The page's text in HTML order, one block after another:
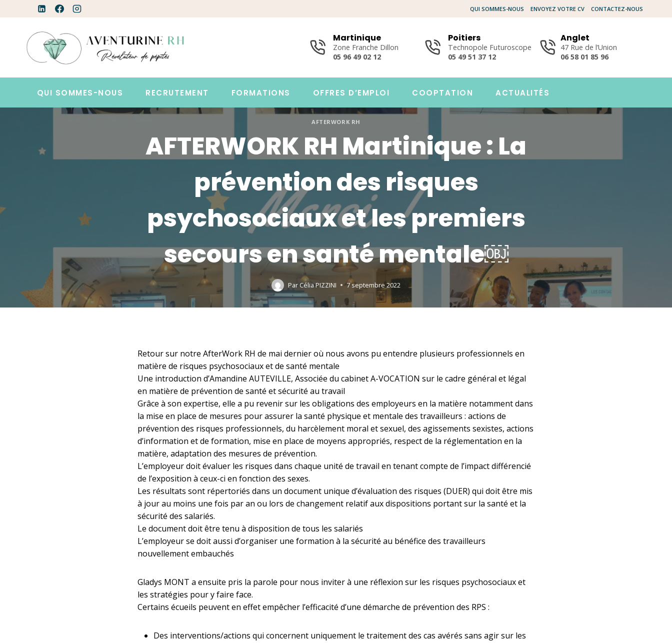
au
QUI SOMMES-NOUS ENVOYEZ VOTRE CV CONTACTEZ-NOUS
Martinique
Zone Franche Dillon
05 96 49 02 12
Poitiers
Technopole Futuroscope
05 49 51 37 12
Anglet
47 Rue de l’Union
06 58 01 85 96
QUI SOMMES-NOUS RECRUTEMENT FORMATIONS OFFRES D’EMPLOI COOPTATION ACTUALITÉS
AFTERWORK RH
AFTERWORK RH Martinique : La
prévention des risques
psychosociaux et les premiers
secours en santé mentale￼
Par Célia PIZZINI 7 septembre 2022
Retour sur notre AfterWork RH de mai dernier où nous avons pu entendre plusieurs professionnels en
matière de risques psychosociaux et de santé mentale
Une introduction d’Amandine AUTEVILLE, Associée du cabinet A-VOCATION sur le cadre général et légal
en matière de prévention de santé et sécurité au travail
Grâce à son expertise, elle a pu revenir sur les obligations des employeurs en la matière notamment dans
la mise en place de mesures pour assurer la santé physique et mentale des travailleurs : actions de
prévention des risques professionnels, du harcèlement moral et sexuel, des agissements sexistes, actions
d’information et de formation, mise en place de moyens appropriés, respect de la réglementation en la
matière, adaptation des mesures de prévention.
L’employeur doit évaluer les risques dans chaque unité de travail en tenant compte de l’impact différencié
de l’exposition à ceux-ci en fonction des sexes.
Les résultats sont répertoriés dans un document unique d’évaluation des risques (DUER) qui doit être mis
à jour au moins une fois par an ou lors de changement relatif aux dispositions portant sur la santé et la
sécurité des salariés.
Le document doit être tenu à disposition de tous les salariés
L’employeur se doit aussi d’organiser une formation à la sécurité au bénéfice des travailleurs
nouvellement embauchés
Gladys MONT a ensuite pris la parole pour nous inviter à une réflexion sur les risques psychosociaux et
les stratégies pour y faire face.
Certains écueils peuvent en effet empêcher l’efficacité d’une démarche de prévention des RPS :
Des interventions/actions qui concernent uniquement le traitement des cas avérés sans agir sur les